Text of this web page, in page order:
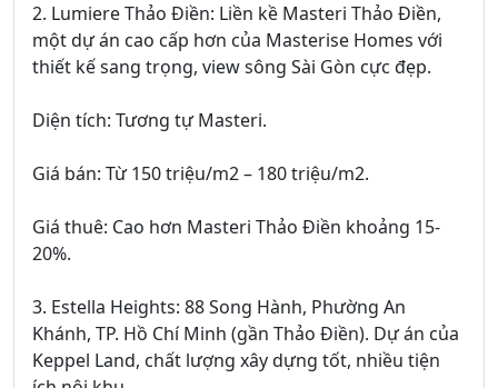
2. Lumiere Thảo Điền: Liền kề Masteri Thảo Điền,
một dự án cao cấp hơn của Masterise Homes với
thiết kế sang trọng, view sông Sài Gòn cực đẹp.
Diện tích: Tương tự Masteri.
Giá bán: Từ 150 triệu/m2 – 180 triệu/m2.
Giá thuê: Cao hơn Masteri Thảo Điền khoảng 15-
20%.
3. Estella Heights: 88 Song Hành, Phường An
Khánh, TP. Hồ Chí Minh (gần Thảo Điền). Dự án của
Keppel Land, chất lượng xây dựng tốt, nhiều tiện